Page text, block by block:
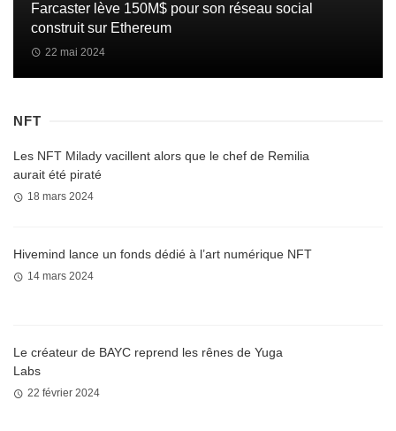
Farcaster lève 150M$ pour son réseau social
construit sur Ethereum
22 mai 2024
NFT
Les NFT Milady vacillent alors que le chef de Remilia
aurait été piraté
18 mars 2024
Hivemind lance un fonds dédié à l’art numérique NFT
14 mars 2024
Le créateur de BAYC reprend les rênes de Yuga
Labs
22 février 2024